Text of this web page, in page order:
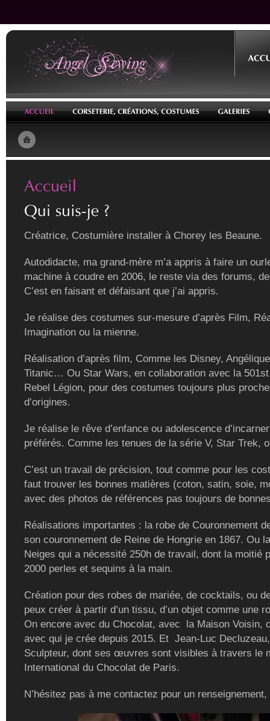
Créatrice, Costumière installer à Chorey les Beaune.
Autodidacte, ma grand-mère m’a appris à faire un
machine à coudre en 2006, le reste via des forums,
C’est en faisant et défaisant que j’ai appris.
Je réalise des costumes sur-mesure d’après Film,
Imagination ou la mienne.
Réalisation d’après film, Comme les Disney,
Titanic… Ou Star Wars, en collaboration avec la
Rebel Légion, pour des costumes toujours plus
d’origines.
Je réalise le rêve d’enfance ou adolescence
préférés. Comme les tenues de la série V, Star Trek,
C’est un travail de précision, tout comme pour les
faut trouver les bonnes matières (coton, satin, soie,
avec des photos de références pas toujours de
Réalisations importantes : la robe de Couronnement
son couronnement de Reine de Hongrie en 1867. Ou
Neiges qui a nécessité 250h de travail, dont la moitié
2000 perles et sequins à la main.
Création pour des robes de mariée, de cocktails, ou
peux créer à partir d’un tissu, d’un objet comme une
On encore avec du Chocolat, avec la Maison Voisin,
avec qui je crée depuis 2015. Et Jean-Luc
Sculpteur, dont ses œuvres sont visibles à travers le
International du Chocolat de Paris.
N’hésitez pas à me contactez pour un